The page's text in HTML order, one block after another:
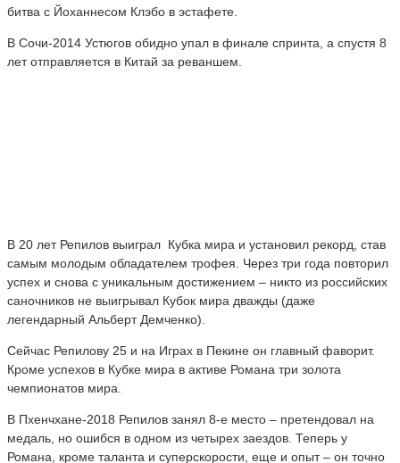
битва с Йоханнесом Клэбо в эстафете.
В Сочи-2014 Устюгов обидно упал в финале спринта, а спустя 8
лет отправляется в Китай за реваншем.
В 20 лет Репилов выиграл Кубка мира и установил рекорд, став
самым молодым обладателем трофея. Через три года повторил
успех и снова с уникальным достижением – никто из российских
саночников не выигрывал Кубок мира дважды (даже
легендарный Альберт Демченко).
Сейчас Репилову 25 и на Играх в Пекине он главный фаворит.
Кроме успехов в Кубке мира в активе Романа три золота
чемпионатов мира.
В Пхенчхане-2018 Репилов занял 8-е место – претендовал на
медаль, но ошибся в одном из четырех заездов. Теперь у
Романа, кроме таланта и суперскорости, еще и опыт – он точно